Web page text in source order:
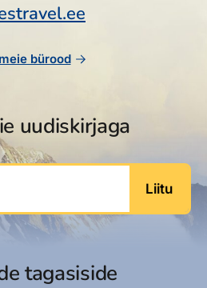
bürood
uudiskirjaga
Liitu
tagasiside